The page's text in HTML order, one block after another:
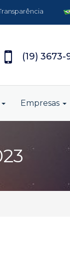
(19) 3673-
Empresas